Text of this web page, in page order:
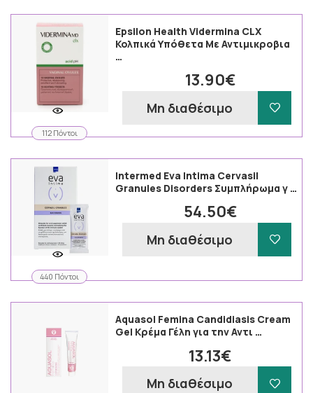
112 Πόντοι
Epsilon Health Vidermina CLX
Κολπικά Υπόθετα Με Αντιμικροβια
…
13.90€
Μη διαθέσιμο
440 Πόντοι
Intermed Eva Intima Cervasil
Granules Disorders Συμπλήρωμα γ …
54.50€
Μη διαθέσιμο
Aquasol Femina Candidiasis Cream
Gel Κρέμα Γέλη για την Αντι …
13.13€
Μη διαθέσιμο